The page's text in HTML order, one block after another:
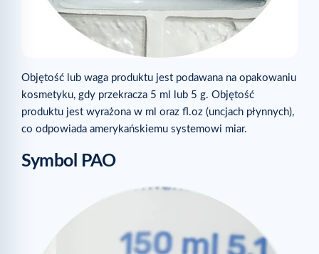
Objętość lub waga produktu jest podawana na opakowaniu
kosmetyku, gdy przekracza 5 ml lub 5 g. Objętość
produktu jest wyrażona w ml oraz fl.oz (uncjach płynnych),
co odpowiada amerykańskiemu systemowi miar.
Symbol PAO